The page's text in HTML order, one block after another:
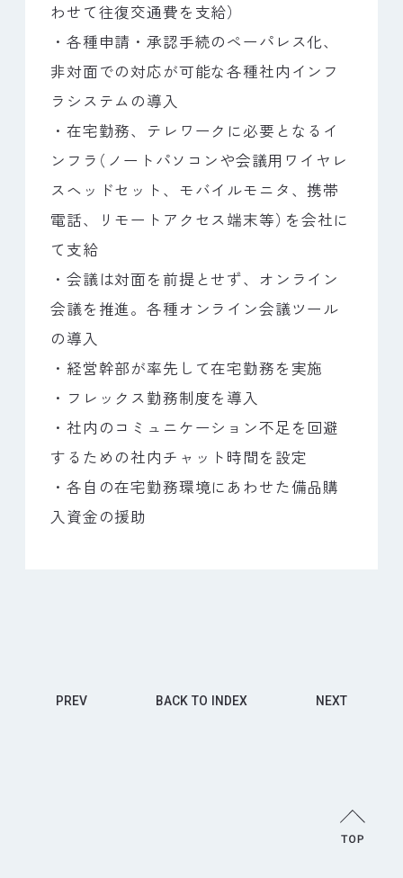
わせて往復交通費を支給）
・各種申請・承認手続のペーパレス化、
非対面での対応が可能な各種社内インフ
ラシステムの導入
・在宅勤務、テレワークに必要となるイ
ンフラ（ ノートパソコンや会議用ワイヤレ
スヘッドセット、モバイルモニタ、携帯
電話、リモートアクセス端末等）を会社に
て支給
・会議は対面を前提とせず、オンライン
会議を推進。各種オンライン会議ツール
の導入
・経営幹部が率先して在宅勤務を実施
・フレックス勤務制度を導入
・社内のコミュニケーション不足を回避
するための社内チャット時間を設定
・各自の在宅勤務環境にあわせた備品購
入資金の援助
PREV BACK TO INDEX NEXT